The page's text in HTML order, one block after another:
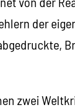
der
zwei